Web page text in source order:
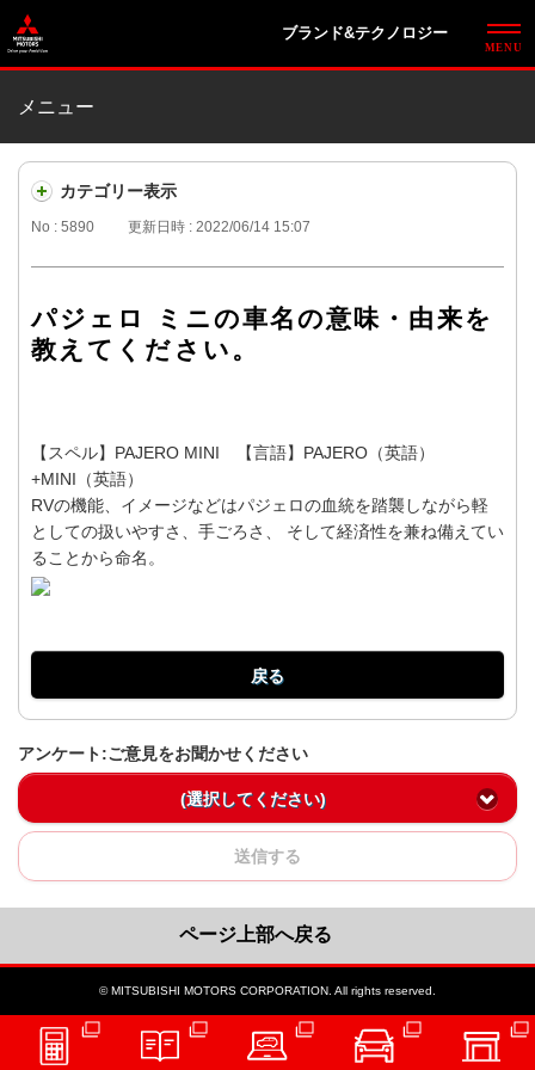
ブランド&テクノロジー
メニュー
カテゴリー表示
No : 5890 更新日時 : 2022/06/14 15:07
パジェロ ミニの車名の意味・由来を
教えてください。
【スペル】PAJERO MINI 【言語】PAJERO（英語）
+MINI（英語）
RVの機能、イメージなどはパジェロの血統を踏襲しながら軽
としての扱いやすさ、手ごろさ、 そして経済性を兼ね備えてい
ることから命名。
戻る
アンケート:ご意見をお聞かせください
(選択してください)
送信する
ページ上部へ戻る
© MITSUBISHI MOTORS CORPORATION. All rights reserved.